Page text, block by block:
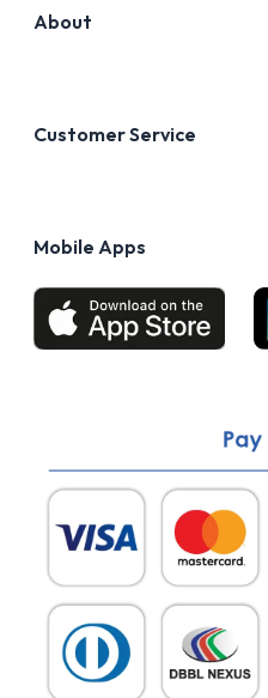
About
Customer Service
Mobile Apps